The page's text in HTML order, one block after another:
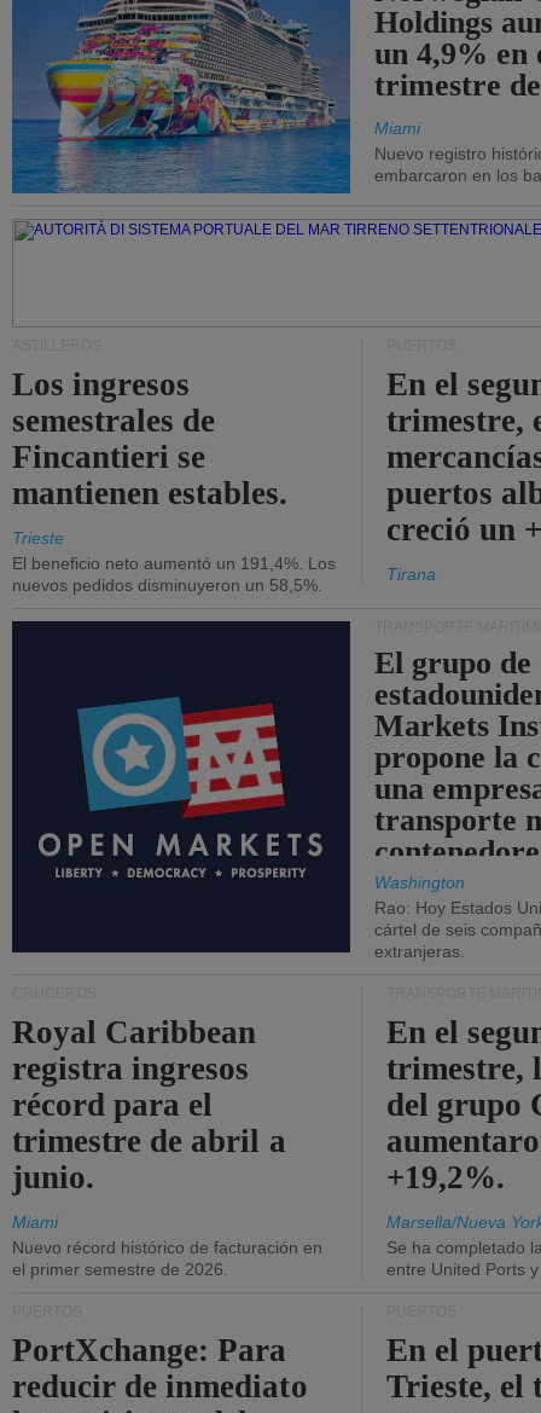
Holdings
un 4,9% en
trimestre
Miami
Nuevo registro
embarcaron en los
Los ingresos
semestrales de
Fincantieri se
mantienen estables.
Trieste
El beneficio neto aumentó un 191,4%. Los
nuevos pedidos disminuyeron un 58,5%.
En el
trimestre,
puertos
creció un
Tirana
El grupo de
Markets
propone la
una
transporte
Washington
Rao: Hoy Estados
cártel de seis
extranjeras.
Royal Caribbean
registra ingresos
récord para el
trimestre de abril a
junio.
Miami
Nuevo récord histórico de facturación en
el primer semestre de 2026.
En el
trimestre,
del grupo
+19,2%.
Marsella/Nueva
Se ha completado
entre United Ports
PortXchange: Para
reducir de inmediato
En el
Trieste, el